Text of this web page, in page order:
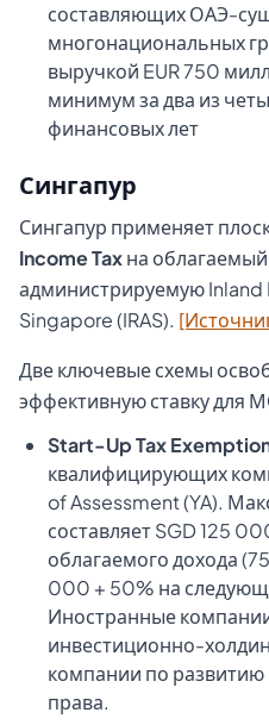
составляющих ОАЭ-
многонациональных
выручкой EUR 750
минимум за два из
финансовых лет
Сингапур
Сингапур применяет
Income Taxна
администрируемую Inland
Singapore (IRAS).
Две ключевые схемы
эффективную ставку для
Start-Up Tax Exemption
квалифицирующих
of Assessment (YA).
составляет SGD 125
облагаемого дохода
000 + 50% на
Иностранные
инвестиционно-
компании по
права.